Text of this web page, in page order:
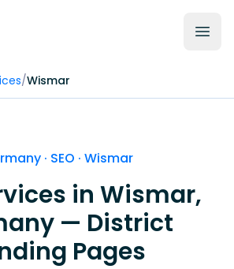
/Wismar
· SEO · Wismar
in Wismar,
— District
Pages